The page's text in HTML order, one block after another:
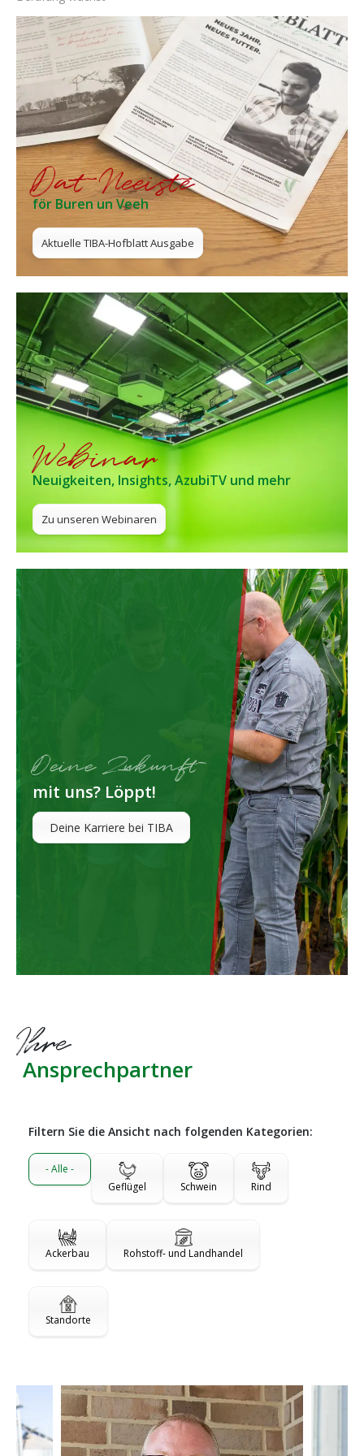
Dat Neeiste
för Buren un Veeh
Aktuelle TIBA-Hofblatt Ausgabe
Webinar
Neuigkeiten, Insights, AzubiTV und mehr
Zu unseren Webinaren
Deine Zukunft
mit uns? Löppt!
Deine Karriere bei TIBA
Ihre
Ansprechpartner
Filtern Sie die Ansicht nach folgenden Kategorien:
- Alle -
Geflügel
Schwein Rind
Ackerbau Rohstoff- und Landhandel
Standorte